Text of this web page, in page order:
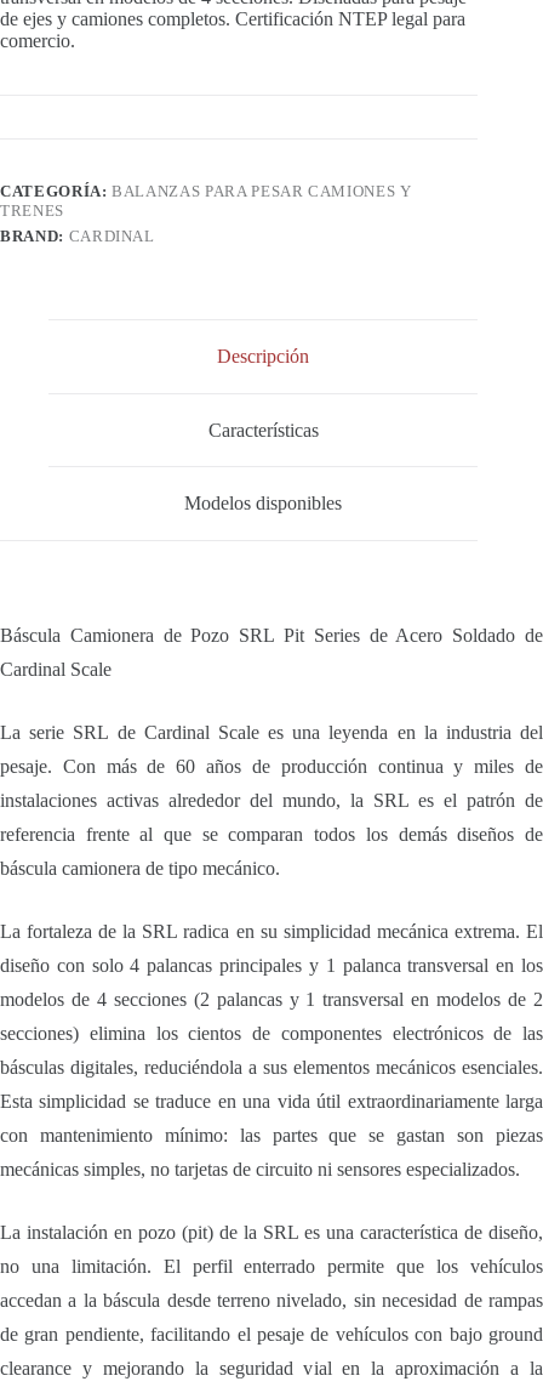
de ejes y camiones completos. Certificación NTEP legal para
comercio.
CATEGORÍA:BALANZAS PARA PESAR CAMIONES Y
TRENES
BRAND: CARDINAL
Descripción
Características
Modelos disponibles
Báscula Camionera de Pozo SRL Pit Series de Acero Soldado de
Cardinal Scale
La serie SRL de Cardinal Scale es una leyenda en la industria del
pesaje. Con más de 60 años de producción continua y miles de
instalaciones activas alrededor del mundo, la SRL es el patrón de
referencia frente al que se comparan todos los demás diseños de
báscula camionera de tipo mecánico.
La fortaleza de la SRL radica en su simplicidad mecánica extrema. El
diseño con solo 4 palancas principales y 1 palanca transversal en los
modelos de 4 secciones (2 palancas y 1 transversal en modelos de 2
secciones) elimina los cientos de componentes electrónicos de las
básculas digitales, reduciéndola a sus elementos mecánicos esenciales.
Esta simplicidad se traduce en una vida útil extraordinariamente larga
con mantenimiento mínimo: las partes que se gastan son piezas
mecánicas simples, no tarjetas de circuito ni sensores especializados.
La instalación en pozo (pit) de la SRL es una característica de diseño,
no una limitación. El perfil enterrado permite que los vehículos
accedan a la báscula desde terreno nivelado, sin necesidad de rampas
de gran pendiente, facilitando el pesaje de vehículos con bajo ground
clearance y mejorando la seguridad vial en la aproximación a la